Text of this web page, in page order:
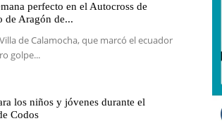
perfecto en el Autocross de
de Aragón de...
de Calamocha, que marcó el ecuador
golpe...
los niños y jóvenes durante el
Codos